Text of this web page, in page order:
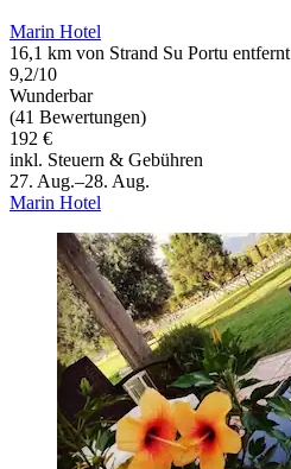
Marin Hotel
16,1 km von Strand Su Portu entfernt
9,2/10
Wunderbar
(41 Bewertungen)
192 €
inkl. Steuern & Gebühren
27. Aug.–28. Aug.
Marin Hotel